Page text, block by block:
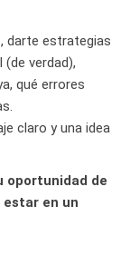
darte estrategias
verdad),
qué errores
claro y una idea
oportunidad de
en un